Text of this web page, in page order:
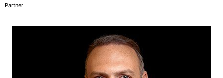
Partner